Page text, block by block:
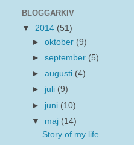
BLOGGARKIV
▼ 2014 (51)
►oktober (9)
►september (5)
►augusti (4)
► juli (9)
► juni (10)
▼ maj (14)
Story of my life